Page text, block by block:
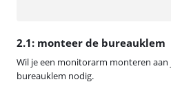
2.1: monteer de bureauklem
Wil je een monitorarm monteren aan
bureauklem nodig.